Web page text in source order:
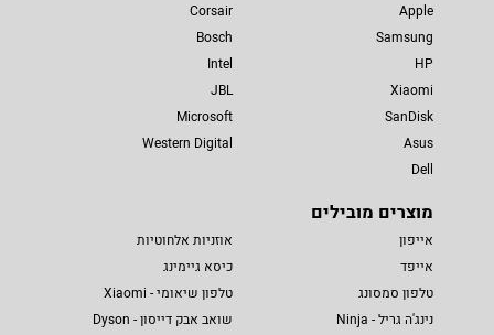
Apple
Samsung
HP
Xiaomi
SanDisk
Asus
Dell
Corsair
Bosch
Intel
JBL
Microsoft
Western Digital
מוצרים מובילים
אייפון
אייפד
טלפון סמסונג
נינג'ה גריל - Ninja
אוזניות אלחוטיות
כיסא גיימינג
טלפון שיאומי - Xiaomi
שואב אבק דייסון - Dyson